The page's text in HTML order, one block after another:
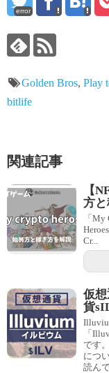
error
Golden Bros, Play
bitlife
関連記事
【
方
「
Cr...
仮
貨
「
です
につ
読ん